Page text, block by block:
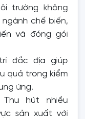
trường không
chế biến,
và đóng gói
đắc địa giúp
quả trong kiểm
ứng.
Thu hút nhiều
sản xuất với